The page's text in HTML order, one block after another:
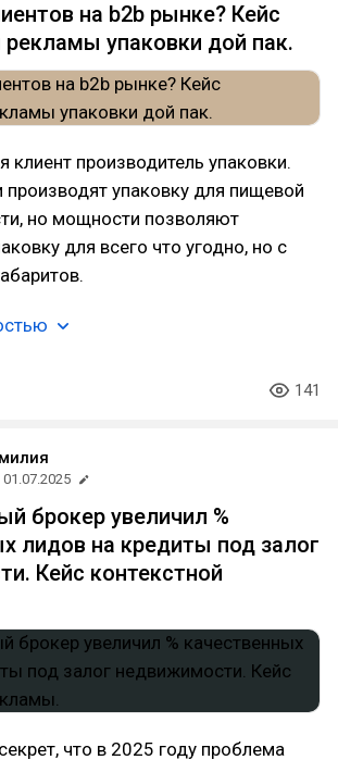
на b2b рынке? Кейс
рекламы упаковки дой пак.
клиент производитель упаковки.
упаковку для пищевой
но мощности позволяют
для всего что угодно, но с
141
01.07.2025
брокер увеличил %
лидов на кредиты под залог
Кейс контекстной
что в 2025 году проблема